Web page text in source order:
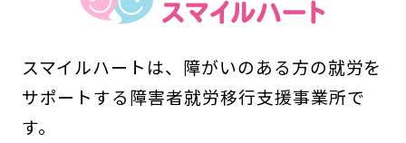
スマイルハートは、障がいのある方の就労を
サポートする障害者就労移行支援事業所で
す。